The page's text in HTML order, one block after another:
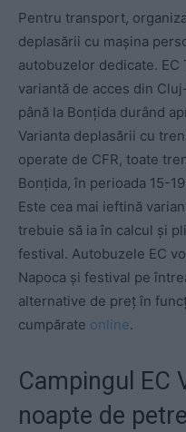
Pentru transport,
deplasării cu mașina
autobuzelor dedicate. EC
variantă de acces din
până la Bonțida durând
Varianta deplasării cu
operate de CFR, toate
Bonțida, în perioada 15-
Este cea mai ieftină
trebuie să ia în calcul și
festival. Autobuzele EC
Napoca și festival pe
alternative de preț în
cumpărate online.
Campingul EC
noapte de